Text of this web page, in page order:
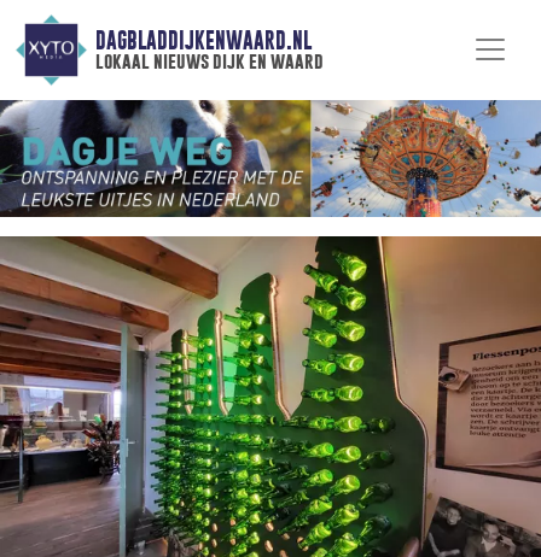
DAGBLADDIJKENWAARD.NL
lokaal nieuws dijk en waard